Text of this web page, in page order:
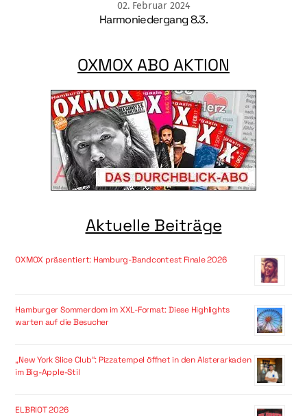
02. Februar 2024
Harmoniedergang 8.3.
OXMOX ABO AKTION
Aktuelle Beiträge
OXMOX präsentiert: Hamburg-Bandcontest Finale 2026
Hamburger Sommerdom im XXL-Format: Diese Highlights
warten auf die Besucher
„New York Slice Club“: Pizzatempel öffnet in den Alsterarkaden
im Big-Apple-Stil
ELBRIOT 2026